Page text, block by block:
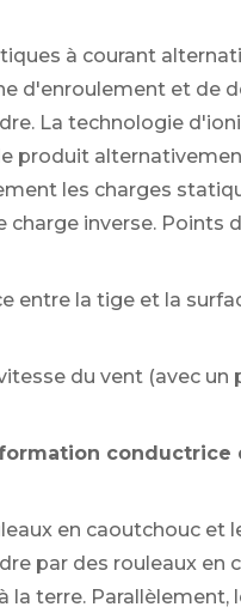
à courant
d'enroulement et de
La technologie
produit
les charges
charge inverse. Points
entre la tige et la
du vent (avec
en caoutchouc
par des rouleaux
la terre.